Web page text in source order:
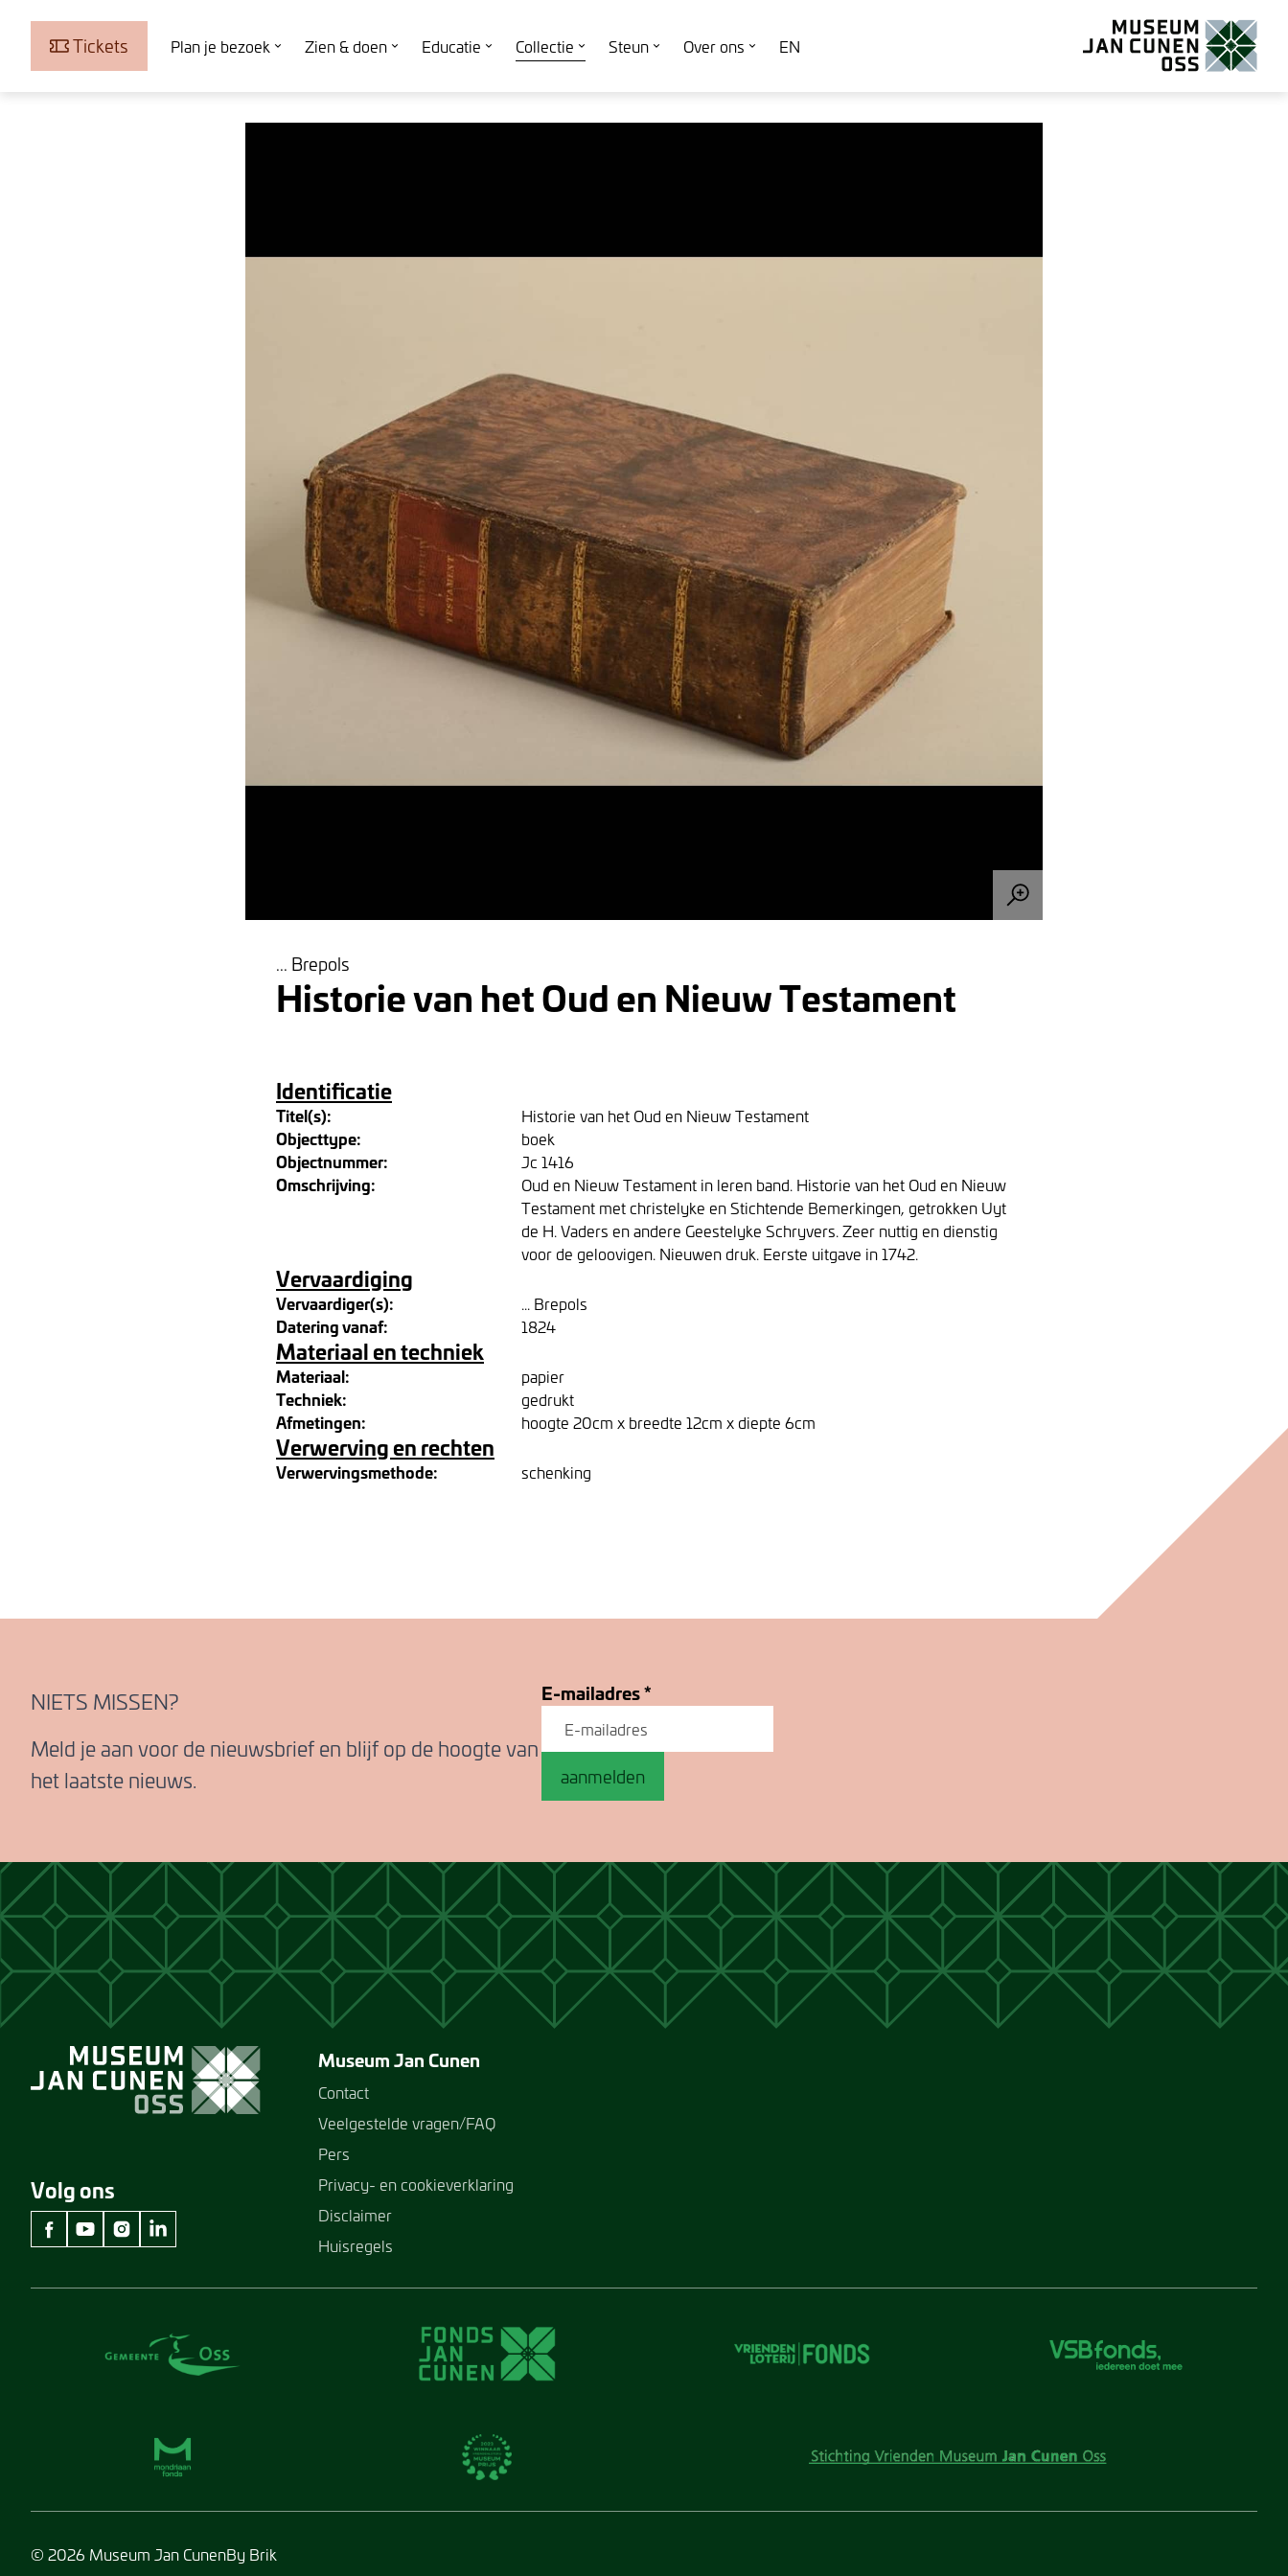
Tickets Plan je bezoek Zien & doen Educatie Collectie Steun Over ons
EN
... Brepols
Historie van het Oud en Nieuw Testament
Identificatie
Titel(s): Historie van het Oud en Nieuw Testament
Objecttype: boek
Objectnummer: Jc 1416
Omschrijving:
Oud en Nieuw Testament in leren band. Historie van het Oud en Nieuw
Testament met christelyke en Stichtende Bemerkingen, getrokken Uyt
de H. Vaders en andere Geestelyke Schryvers. Zeer nuttig en dienstig
voor de geloovigen. Nieuwen druk. Eerste uitgave in 1742.
Vervaardiging
Vervaardiger(s): ... Brepols
Datering vanaf: 1824
Materiaal en techniek
Materiaal: papier
Techniek: gedrukt
Afmetingen: hoogte 20cm x breedte 12cm x diepte 6cm
Verwerving en rechten
Verwervingsmethode: schenking
NIETS MISSEN?
Meld je aan voor de nieuwsbrief en blijf op de hoogte van
het laatste nieuws.
E-mailadres*
aanmelden
Volg ons
facebook Museum Jan Cunen
youtube Museum Jan Cunen
instagram Museum Jan Cunen
linkedin Museum Jan Cunen
Museum Jan Cunen
Contact
Veelgestelde vragen/FAQ
Pers
Privacy- en cookieverklaring
Disclaimer
Huisregels
© 2026 Museum Jan CunenBy Brik